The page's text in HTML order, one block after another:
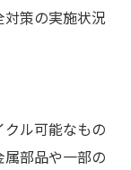
策の実施状況
ル可能なもの
部品や一部の